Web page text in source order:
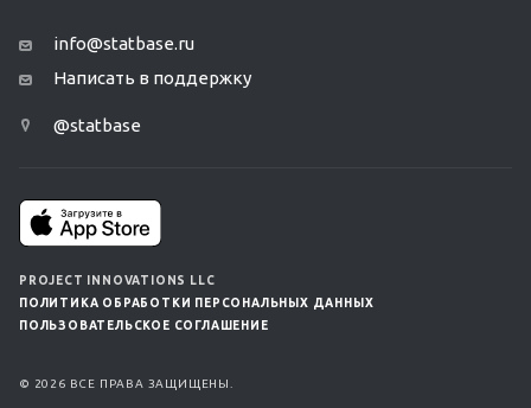
info@statbase.ru
Написать в поддержку
@statbase
PROJECT INNOVATIONS LLC
ПОЛИТИКА ОБРАБОТКИ ПЕРСОНАЛЬНЫХ ДАННЫХ
ПОЛЬЗОВАТЕЛЬСКОЕ СОГЛАШЕНИЕ
© 2026 ВСЕ ПРАВА ЗАЩИЩЕНЫ.